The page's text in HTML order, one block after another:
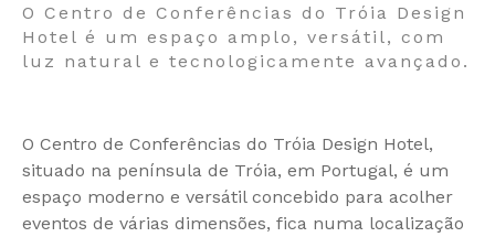
O Centro de Conferências do Tróia Design
Hotel é um espaço amplo, versátil, com
luz natural e tecnologicamente avançado.
O Centro de Conferências do Tróia Design Hotel,
situado na península de Tróia, em Portugal, é um
espaço moderno e versátil concebido para acolher
eventos de várias dimensões, fica numa localização